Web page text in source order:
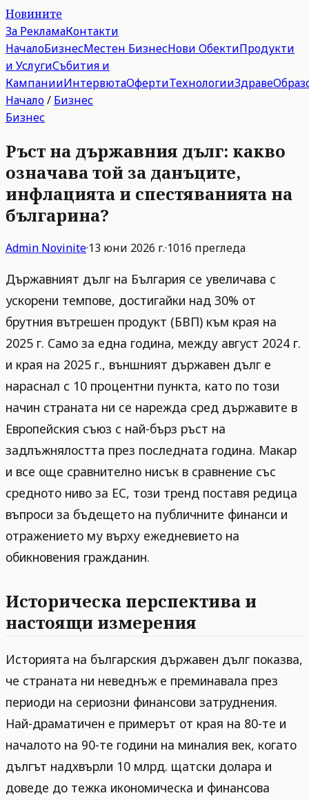
Новините
За РекламаКонтакти
НачалоБизнесМестен БизнесНови ОбектиПродукти
и УслугиСъбития и
КампанииИнтервютаОфертиТехнологииЗдраве
Начало/ Бизнес
Бизнес
Ръст на държавния дълг: какво
означава той за данъците,
инфлацията и спестяванията на
българина?
Admin Novinite·13 юни 2026 г.·1016 прегледа
Държавният дълг на България се увеличава с
ускорени темпове, достигайки над 30% от
брутния вътрешен продукт (БВП) към края на
2025 г. Само за една година, между август 2024 г.
и края на 2025 г., външният държавен дълг е
нараснал с 10 процентни пункта, като по този
начин страната ни се нарежда сред държавите в
Европейския съюз с най-бърз ръст на
задлъжнялостта през последната година. Макар
и все още сравнително нисък в сравнение със
средното ниво за ЕС, този тренд поставя редица
въпроси за бъдещето на публичните финанси и
отражението му върху ежедневието на
обикновения гражданин.
Историческа перспектива и
настоящи измерения
Историята на българския държавен дълг показва,
че страната ни неведнъж е преминавала през
периоди на сериозни финансови затруднения.
Най-драматичен е примерът от края на 80-те и
началото на 90-те години на миналия век, когато
дългът надхвърли 10 млрд. щатски долара и
доведе до тежка икономическа и финансова